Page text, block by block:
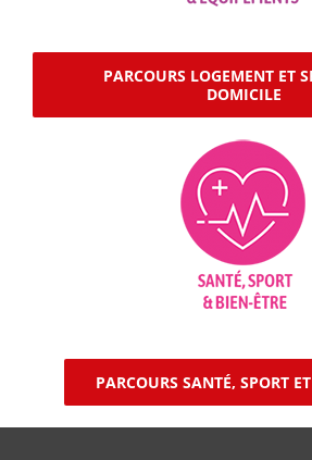
PARCOURS LOGEMENT ET
DOMICILE
PARCOURS SANTÉ, SPORT